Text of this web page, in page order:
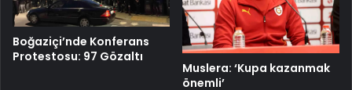
Boğaziçi’nde Konferans
Protestosu: 97 Gözaltı
Muslera: ‘Kupa kazanmak
önemli’